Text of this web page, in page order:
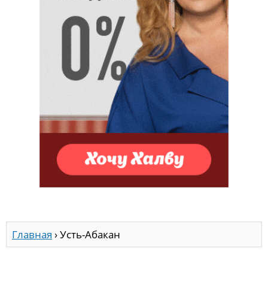
Главная ›Усть-Абакан